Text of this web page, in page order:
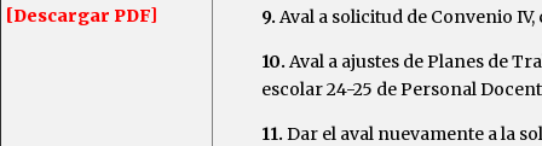
[Descargar PDF]
9. Aval a solicitud de Convenio
10. Aval a ajustes de Planes de
escolar 24-25 de Personal
11. Dar el aval nuevamente a la